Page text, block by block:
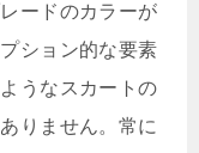
ードのカラーが
ション的な要素
うなスカートの
りません。常に